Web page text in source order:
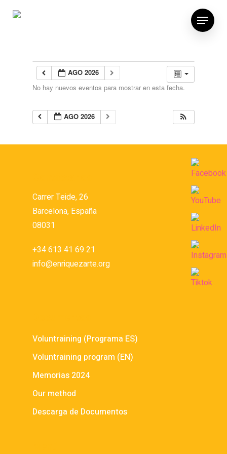
AGO 2026
No hay nuevos eventos para mostrar en esta fecha.
AGO 2026
Carrer Teide, 26
Barcelona, España
08031
+34 613 41 69 21
info@enriquezarte.org
Voluntraining (Programa ES)
Voluntraining program (EN)
Memorias 2024
Our method
Descarga de Documentos